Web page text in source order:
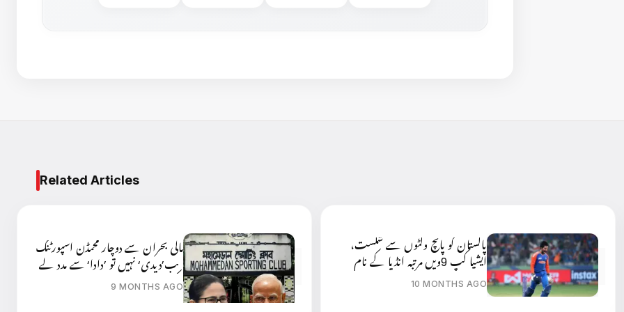
Related Articles
مالی بحران سے دوچار محمڈن اسپورٹنگ
کلب’دیدی‘ نہیں تو ’دادا‘ سے مدد لے
سکتا ہے؟
9 MONTHS AGO
پاکستان کو پانچ وکٹوں سے شکست،
ایشیا کپ 9ویں مرتبہ انڈیا کے نام
10 MONTHS AGO